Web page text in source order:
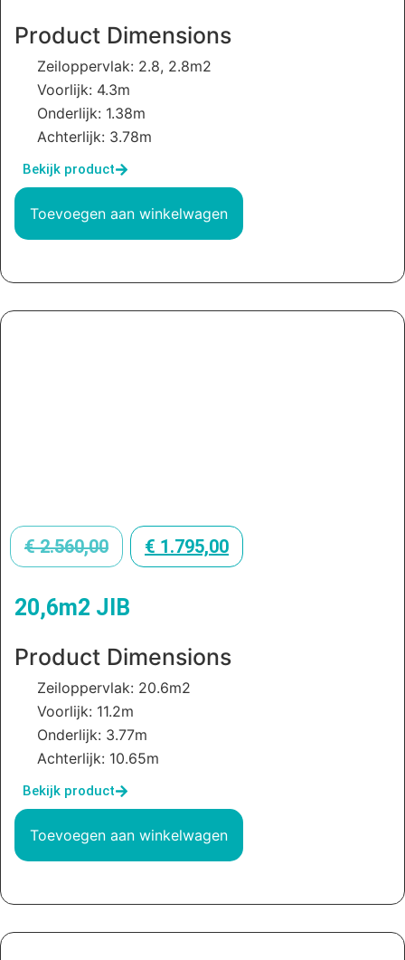
Product Dimensions
Zeiloppervlak: 2.8, 2.8m2
Voorlijk: 4.3m
Onderlijk: 1.38m
Achterlijk: 3.78m
Bekijk product
Toevoegen aan winkelwagen
€2.560,00 € 1.795,00
20,6m2 JIB
Product Dimensions
Zeiloppervlak: 20.6m2
Voorlijk: 11.2m
Onderlijk: 3.77m
Achterlijk: 10.65m
Bekijk product
Toevoegen aan winkelwagen